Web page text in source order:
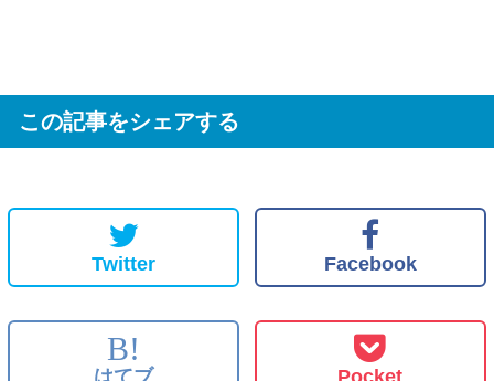
この記事をシェアする
Twitter Facebook
B!